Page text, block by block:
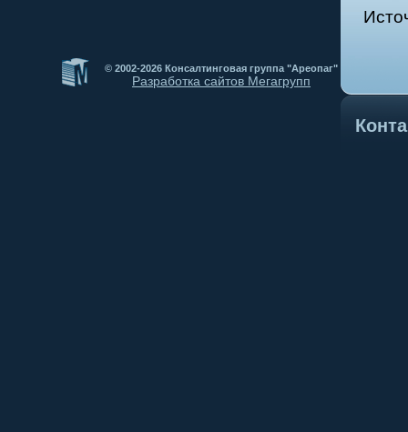
© 2002-2026 Консалтинговая группа "Ареопаг"
Разработка сайтов Мегагрупп